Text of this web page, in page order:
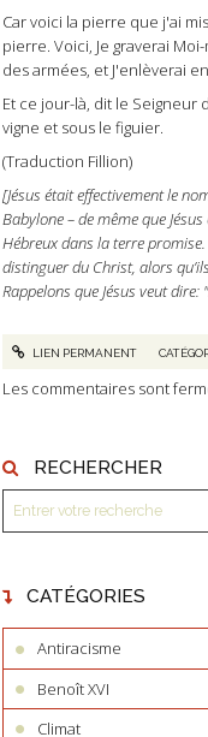
RECHERCHER
CATÉGORIES
Antiracisme
Benoît XVI
Climat
Car voici la pierre que j'ai
pierre. Voici, Je graverai
des armées, et J'enlèverai
Et ce jour-là, dit le Seigneur
vigne et sous le figuier.
(Traduction Fillion)
[Jésus était effectivement le
Babylone – de même que
Hébreux dans la terre promise.
distinguer du Christ, alors
Rappelons que Jésus veut dire:
LIEN PERMANENT
Les commentaires sont